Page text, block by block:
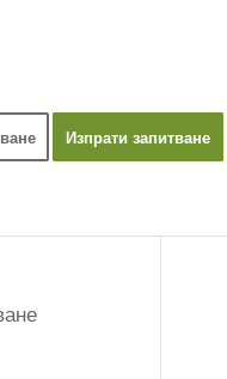
Изпрати запитване